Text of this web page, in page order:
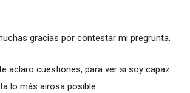
gracias por contestar mi pregrunta.
aclaro cuestiones, para ver si soy capaz
lo más airosa posible.